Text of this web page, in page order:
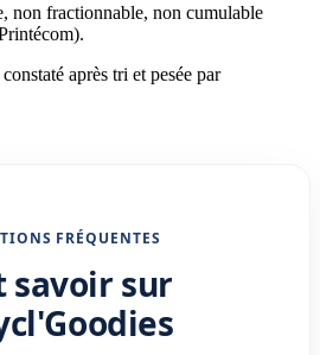
non fractionnable, non cumulable
après tri et pesée par
FRÉQUENTES
savoir sur